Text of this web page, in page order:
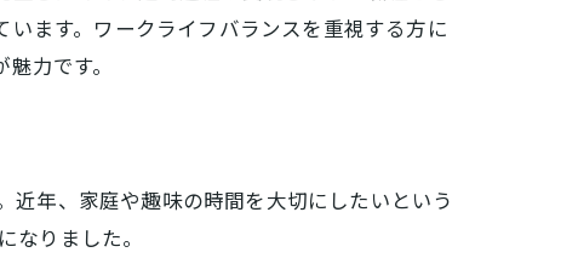
ます。ワークライフバランスを重視する方に
力です。
年、家庭や趣味の時間を大切にしたいという
りました。